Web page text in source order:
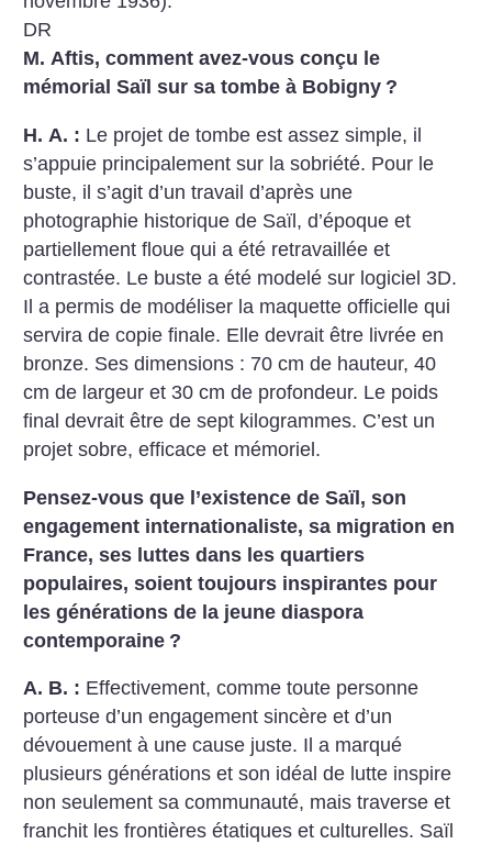
DR
M. Aftis, comment avez-vous conçu le
mémorial Saïl sur sa tombe à Bobigny ?
H. A. : Le projet de tombe est assez simple, il
s’appuie principalement sur la sobriété. Pour le
buste, il s’agit d’un travail d’après une
photographie historique de Saïl, d’époque et
partiellement floue qui a été retravaillée et
contrastée. Le buste a été modelé sur logiciel 3D.
Il a permis de modéliser la maquette officielle qui
servira de copie finale. Elle devrait être livrée en
bronze. Ses dimensions : 70 cm de hauteur, 40
cm de largeur et 30 cm de profondeur. Le poids
final devrait être de sept kilogrammes. C’est un
projet sobre, efficace et mémoriel.
Pensez-vous que l’existence de Saïl, son
engagement internationaliste, sa migration en
France, ses luttes dans les quartiers
populaires, soient toujours inspirantes pour
les générations de la jeune diaspora
contemporaine ?
A. B. : Effectivement, comme toute personne
porteuse d’un engagement sincère et d’un
dévouement à une cause juste. Il a marqué
plusieurs générations et son idéal de lutte inspire
non seulement sa communauté, mais traverse et
franchit les frontières étatiques et culturelles. Saïl